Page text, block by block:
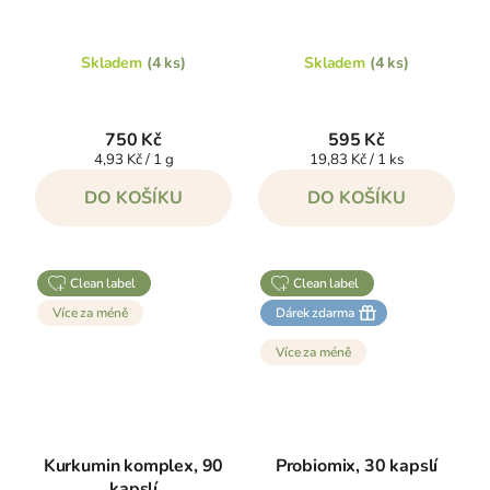
Skladem (4 ks)
750 Kč
Měrná
4,93 Kč / 1 g
DO KOŠÍKU
Skladem (4 ks)
595 Kč
Měrná
19,83 Kč / 1 ks
DO KOŠÍKU
clean label
Více za méně
Kurkumin komplex, 90
clean label
Dárek zdarma
Více za méně
Probiomix, 30 kapslí